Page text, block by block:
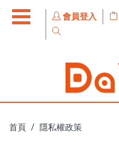
會員登入
首頁 隱私權政策